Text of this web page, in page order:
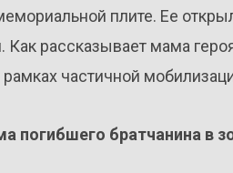
плите. Ее
Как рассказывает мама
частичной
погибшего братчанина в